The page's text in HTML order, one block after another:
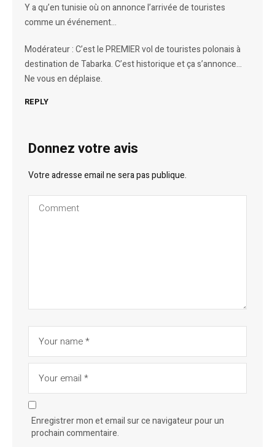
Y a qu’en tunisie où on annonce l’arrivée de touristes
comme un événement…
Modérateur : C’est le PREMIER vol de touristes polonais à
destination de Tabarka. C’est historique et ça s’annonce…
Ne vous en déplaise.
REPLY
Donnez votre avis
Votre adresse email ne sera pas publique.
Enregistrer mon et email sur ce navigateur pour un
prochain commentaire.